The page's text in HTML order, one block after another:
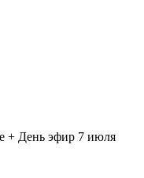
+ День эфир 7 июля